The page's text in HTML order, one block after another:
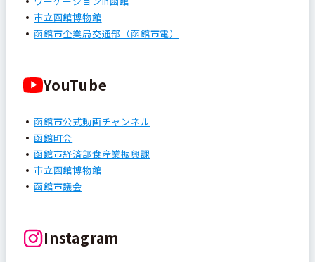
市立函館博物館
函館市企業局交通部（函館市電）
YouTube
函館市公式動画チャンネル
函館町会
函館市経済部食産業振興課
市立函館博物館
函館市議会
Instagram